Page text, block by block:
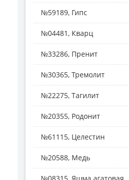
№59189, Гипс
№04481, Кварц
№33286, Пренит
№30365, Тремолит
№22275, Тагилит
№20355, Родонит
№61115, Целестин
№20588, Медь